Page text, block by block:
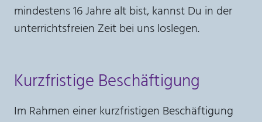
mindestens 16 Jahre alt bist, kannst Du in der
unterrichtsfreien Zeit bei uns loslegen.
Kurzfristige Beschäftigung
Im Rahmen einer kurzfristigen Beschäftigung